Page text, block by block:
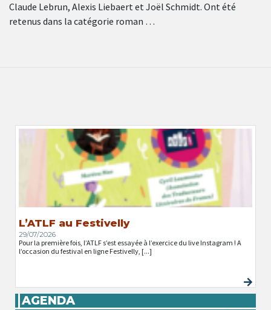
Claude Lebrun, Alexis Liebaert et Joël Schmidt. Ont été
retenus dans la catégorie roman …
L’ATLF au Festivelly
29/07/2026
Pour la première fois, l’ATLF s’est essayée à l’exercice du live Instagram ! A
l’occasion du festival en ligne Festivelly, [...]
AGENDA